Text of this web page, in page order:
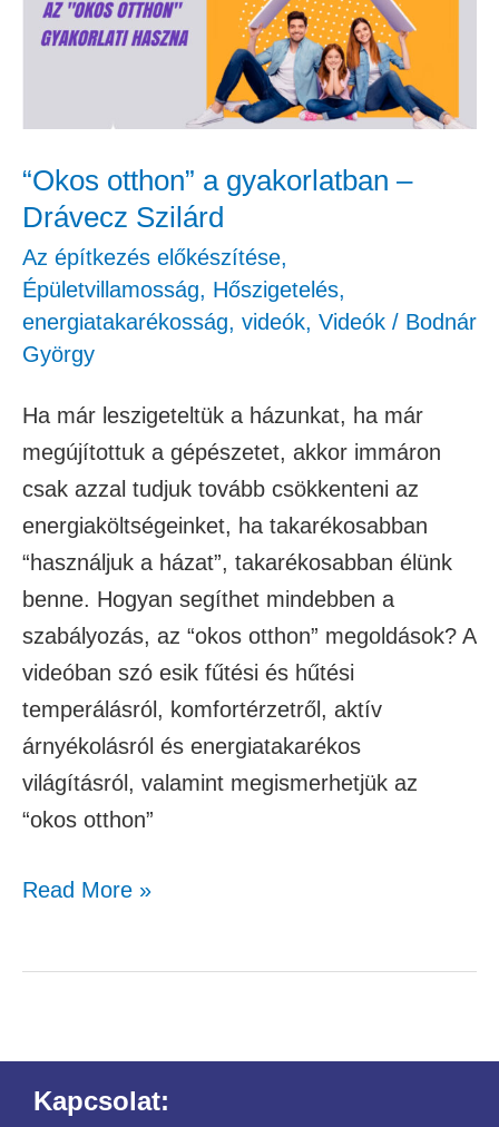
“Okos otthon” a gyakorlatban –
Drávecz Szilárd
Az építkezés előkészítése,
Épületvillamosság, Hőszigetelés,
energiatakarékosság, videók, Videók / Bodnár
György
Ha már leszigeteltük a házunkat, ha már
megújítottuk a gépészetet, akkor immáron
csak azzal tudjuk tovább csökkenteni az
energiaköltségeinket, ha takarékosabban
“használjuk a házat”, takarékosabban élünk
benne. Hogyan segíthet mindebben a
szabályozás, az “okos otthon” megoldások? A
videóban szó esik fűtési és hűtési
temperálásról, komfortérzetről, aktív
árnyékolásról és energiatakarékos
világításról, valamint megismerhetjük az
“okos otthon”
gyakorlatban
Szilárd
Read More »
Kapcsolat: